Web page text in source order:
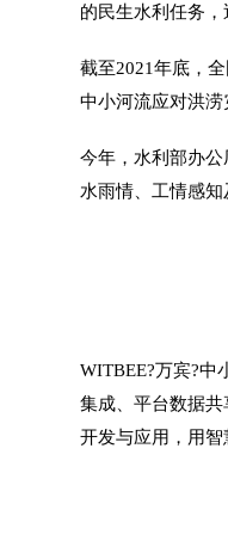
的民生水利任务
截至2021年底，
中小河流应对洪涝
今年，水利部办
水雨情、工情感
WITBEE?万宾?中
集成、平台数据
开发与应用，用智